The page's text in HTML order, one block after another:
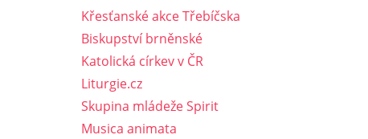
Křesťanské akce Třebíčska
Biskupství brněnské
Katolická církev v ČR
Liturgie.cz
Skupina mládeže Spirit
Musica animata